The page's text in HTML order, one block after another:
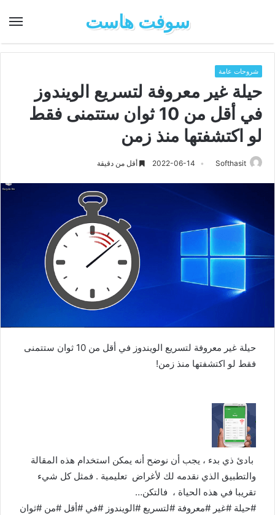
سوفت هاست
شروحات عامة
حيلة غير معروفة لتسريع الويندوز
في أقل من 10 ثوان ستتمنى فقط
لو اكتشفتها منذ زمن
Softhasit
2022-06-14 أقل من دقيقة
حيلة غير معروفة لتسريع الويندوز في أقل من 10 ثوان ستتمنى
فقط لو اكتشفتها منذ زمن!
بادئ ذي بدء ، يجب أن نوضح أنه يمكن استخدام هذه المقالة
والتطبيق الذي نقدمه لك لأغراض تعليمية . فمثل كل شيء
تقريبا في هذه الحياة ، فالتكن…
#حيلة #غير #معروفة #لتسريع #الويندوز #في #أقل #من #ثوان